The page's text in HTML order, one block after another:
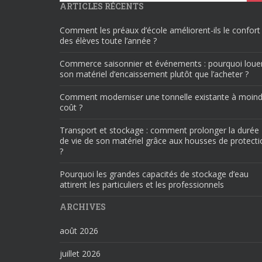
ARTICLES RÉCENTS
Comment les préaux d’école améliorent-ils le confort
des élèves toute l’année ?
Commerce saisonnier et événements : pourquoi
son matériel d’encaissement plutôt que l’acheter ?
Comment moderniser une tonnelle existante à
coût ?
Transport et stockage : comment prolonger la durée
de vie de son matériel grâce aux housses de
?
Pourquoi les grandes capacités de stockage d’eau
attirent les particuliers et les professionnels
ARCHIVES
août 2026
juillet 2026